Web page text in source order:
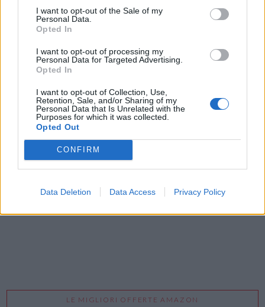
I want to opt-out of the Sale of my
Personal Data.
Opted In
I want to opt-out of processing my
Personal Data for Targeted Advertising.
Opted In
I want to opt-out of Collection, Use,
Retention, Sale, and/or Sharing of my
Personal Data that Is Unrelated with the
Purposes for which it was collected.
Opted Out
CONFIRM
Data Deletion Data Access Privacy Policy
Stampa Altro
Inserisci nome ed indirizzo E-Mail:
Acconsento al trattamento dei dati personali (
LE MIGLIORI OFFERTE AMAZON